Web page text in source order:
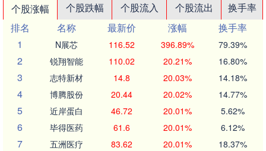
个股涨幅 个股跌幅 个股流入 个股流出
换手率
排名
名称 最新价 涨幅
换手率
1
N展芯 116.52 396.89% 79.39%
2 锐翔智能 110.02 20.21% 16.80%
3 志特新材 14.8 20.03% 14.18%
4 博腾股份 20.44 20.02% 14.77%
5 近岸蛋白 46.72 20.01% 5.62%
6 毕得医药 61.6 20.01% 6.12%
7 五洲医疗 83.62 20.01% 18.37%